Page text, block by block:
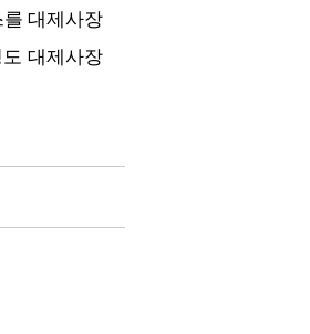
대제사장
대제사장